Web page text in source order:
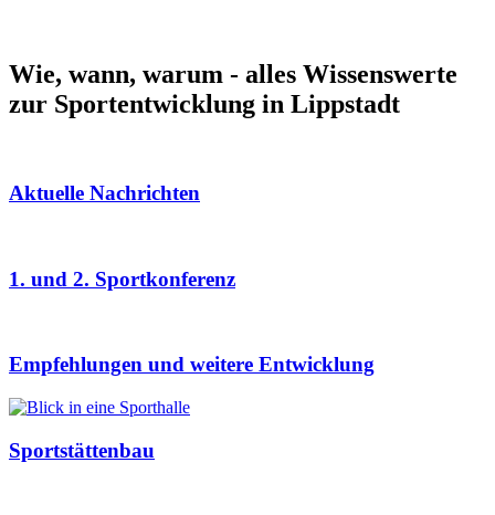
Wie, wann, warum - alles Wissenswerte
zur Sportentwicklung in Lippstadt
Aktuelle Nachrichten
1. und 2. Sportkonferenz
Empfehlungen und weitere Entwicklung
Sportstättenbau